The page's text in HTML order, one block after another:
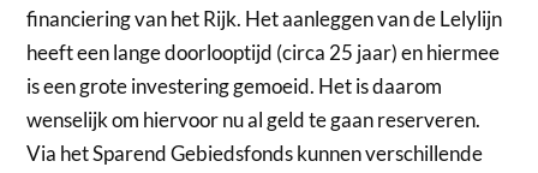
financiering van het Rijk. Het aanleggen van de Lelylijn
heeft een lange doorlooptijd (circa 25 jaar) en hiermee
is een grote investering gemoeid. Het is daarom
wenselijk om hiervoor nu al geld te gaan reserveren.
Via het Sparend Gebiedsfonds kunnen verschillende